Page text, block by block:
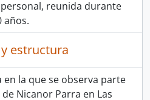
reunida durante
años.
estructura
en la que se observa parte
de Nicanor Parra en Las